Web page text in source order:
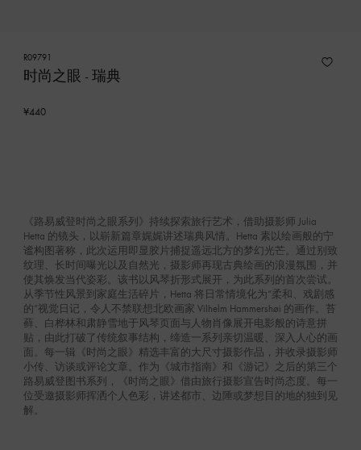
R09791
时尚之眼 - 瑞典
¥440
《路易威登时尚之眼系列》持续探索旅行艺术，借助摄影师 Julia
Hetta 的镜头，以崭新篇章娓娓讲述瑞典风情。Hetta 素以绘画般的宁
谧构图著称，此次运用即显胶片捕捉遥远北方的梦幻光芒。通过别致
纹理、长时间曝光以及自然光，摄影师再现古典绘画的浪漫氛围，并
使其焕发当代姿彩。该书以风琴折形式展开，为此系列的首次尝试。
从季节性风景到家庭生活碎片，Hetta 将日常情境化为“柔和、戏剧感
的”视觉日记，令人不禁联想北欧画家 Vilhelm Hammershøi 的画作。苔
藓、白桦林和肃静雪地于风琴页面与人物肖像展开电影般的诗意拼
贴，由此打破了传统叙事结构，缔造一系列亲切温暖、深入人心的画
面。每一辑《时尚之眼》精选丰富的大尺寸摄影作品，并收录摄影师
小传、访谈或评论文章。作为《城市指南》和《游记》之后的第三个
路易威登图书系列，《时尚之眼》借由旅行摄影宣告时尚态度。每一
位受邀摄影师挥洒个人色彩，讲述都市、边陲或梦想目的地的独到见
解。